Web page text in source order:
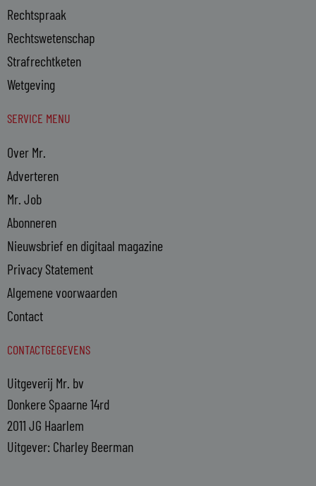
Rechtspraak
Rechtswetenschap
Strafrechtketen
Wetgeving
SERVICE MENU
Over Mr.
Adverteren
Mr. Job
Abonneren
Nieuwsbrief en digitaal magazine
Privacy Statement
Algemene voorwaarden
Contact
CONTACTGEGEVENS
Uitgeverij Mr. bv
Donkere Spaarne 14rd
2011 JG Haarlem
Uitgever: Charley Beerman